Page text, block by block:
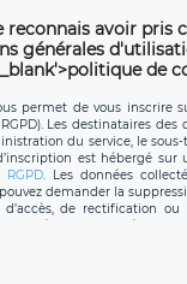
reconnais avoir pris
générales
de
permet de vous inscrire
Les destinataires
du service, le
est hébergé
. Les données
demander la
d’accès, de rectification
de vos données.
au siège social de
de traitement
Vous avez